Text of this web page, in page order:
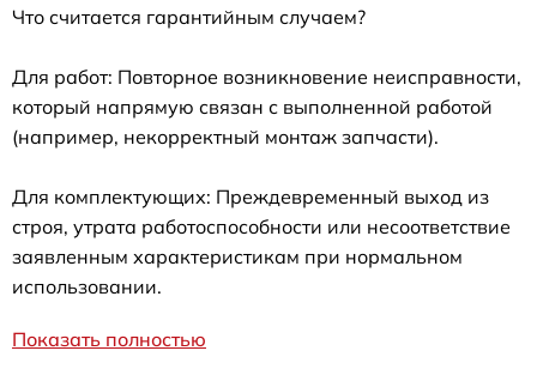
Что считается гарантийным случаем?
Для работ: Повторное возникновение неисправности,
который напрямую связан с выполненной работой
(например, некорректный монтаж запчасти).
Для комплектующих: Преждевременный выход из
строя, утрата работоспособности или несоответствие
заявленным характеристикам при нормальном
использовании.
Показать полностью